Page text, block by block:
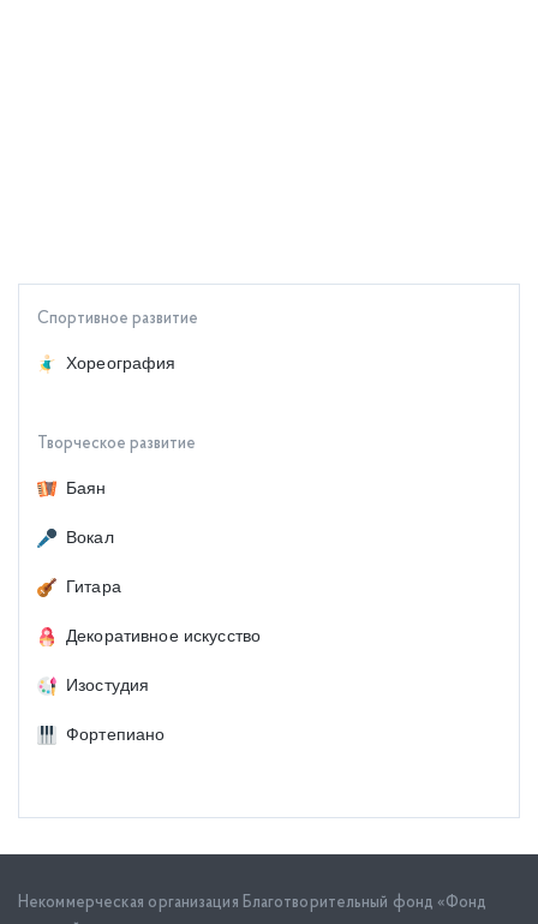
Спортивное развитие
Хореография
Творческое развитие
Баян
Вокал
Гитара
Декоративное искусство
Изостудия
Фортепиано
Некоммерческая организация Благотворительный фонд «Фонд